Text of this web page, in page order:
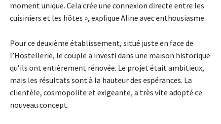
moment unique. Cela crée une connexion directe entre les
cuisiniers et les hôtes », explique Aline avec enthousiasme.
Pour ce deuxième établissement, situé juste en face de
l’Hostellerie, le couple a investi dans une maison historique
qu’ils ont entièrement rénovée. Le projet était ambitieux,
mais les résultats sont à la hauteur des espérances. La
clientèle, cosmopolite et exigeante, a très vite adopté ce
nouveau concept.